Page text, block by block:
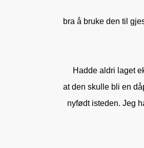
bra å bruke den til
Hadde aldri laget
at den skulle bli en
nyfødt isteden. Jeg